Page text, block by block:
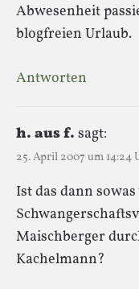
Abwesenheit
blogfreien Urlaub.
Antworten
h. aus f. sagt:
25. April 2007 um 14:24
Ist das dann
Maischberger
Kachelmann?